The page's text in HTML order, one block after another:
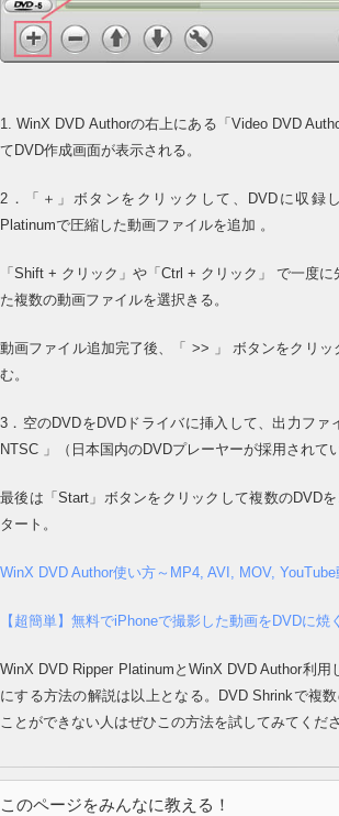
1. WinX DVD Authorの右上にある「Video DVD
てDVD作成画面が表示される。
2．「＋」ボタンをクリックして、DVDに収録
Platinumで圧縮した動画ファイルを追加 。
「Shift + クリック」や「Ctrl + クリック」 で一度
た複数の動画ファイルを選択きる。
動画ファイル追加完了後、「 >> 」 ボタンをクリッ
む。
3．空のDVDをDVDドライバに挿入して、出力ファ
NTSC 」（日本国内のDVDプレーヤーが採用されて
最後は「Start」ボタンをクリックして複数のDVD
タート。
WinX DVD Author使い方～MP4, AVI, MOV,
【超簡単】無料でiPhoneで撮影した動画をDVDに焼
WinX DVD Ripper PlatinumとWinX DVD Author利用
にする方法の解説は以上となる。DVD Shrinkで複
ことができない人はぜひこの方法を試してみてくだ
このページをみんなに教える！